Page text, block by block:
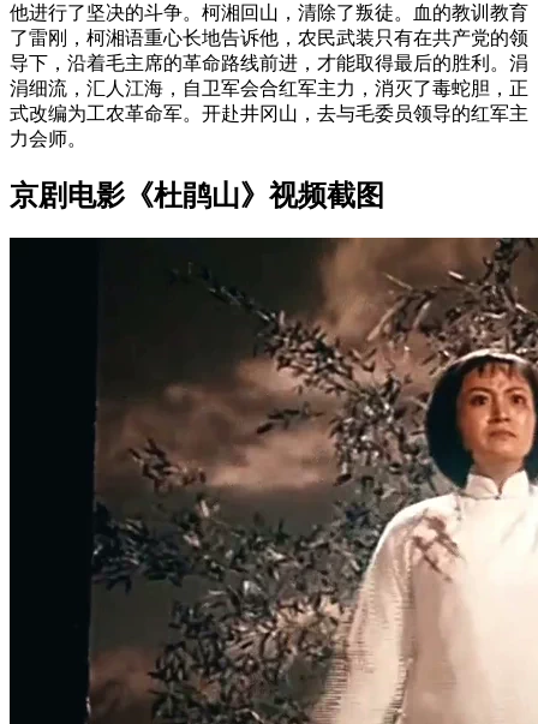
他进行了坚决的斗争。柯湘回山，清除了叛徒。血的教训教育
了雷刚，柯湘语重心长地告诉他，农民武装只有在共产党的领
导下，沿着毛主席的革命路线前进，才能取得最后的胜利。涓
涓细流，汇人江海，自卫军会合红军主力，消灭了毒蛇胆，正
式改编为工农革命军。开赴井冈山，去与毛委员领导的红军主
力会师。
京剧电影《杜鹃山》视频截图